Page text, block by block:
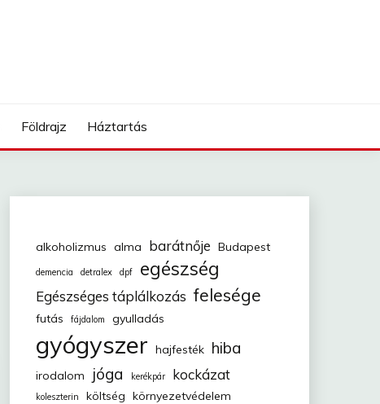
Földrajz Háztartás
alkoholizmus alma barátnője Budapest
demencia detralex dpf egészség
Egészséges táplálkozás felesége
futás fájdalom gyulladás
gyógyszer hajfesték hiba
irodalom jóga kerékpár kockázat
koleszterin költség környezetvédelem